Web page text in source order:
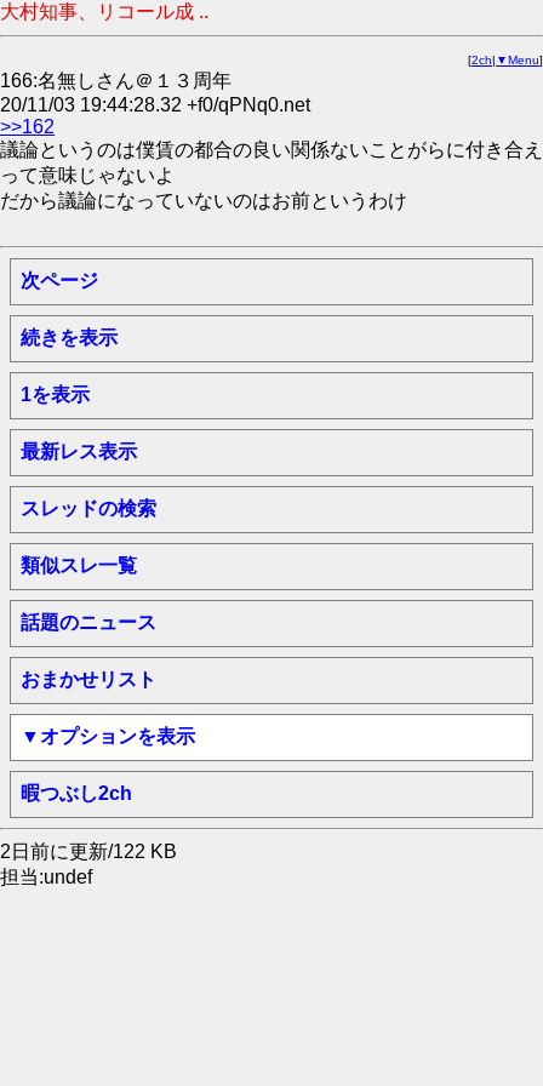
大村知事、リコール成 ..
[2ch| ▼Menu]
166:名無しさん＠１３周年
20/11/03 19:44:28.32 +f0/qPNq0.net
>>162
議論というのは僕賃の都合の良い関係ないことがらに付き合え
って意味じゃないよ
だから議論になっていないのはお前というわけ
次ページ
続きを表示
1を表示
最新レス表示
スレッドの検索
類似スレ一覧
話題のニュース
おまかせリスト
▼オプションを表示
暇つぶし2ch
2日前に更新/122 KB
担当:undef